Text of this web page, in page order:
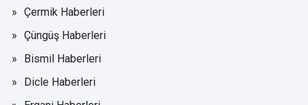
Çermik Haberleri
Çüngüş Haberleri
Bismil Haberleri
Dicle Haberleri